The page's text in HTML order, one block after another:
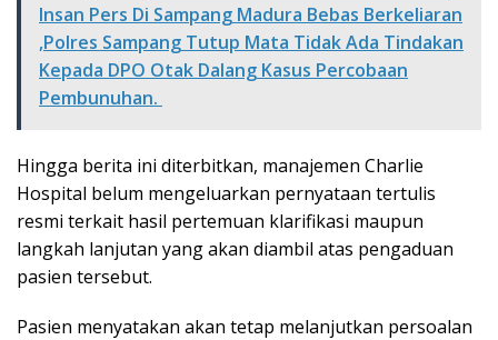
Insan Pers Di Sampang Madura Bebas Berkeliaran
,Polres Sampang Tutup Mata Tidak Ada Tindakan
Kepada DPO Otak Dalang Kasus Percobaan
Pembunuhan.
Hingga berita ini diterbitkan, manajemen Charlie
Hospital belum mengeluarkan pernyataan tertulis
resmi terkait hasil pertemuan klarifikasi maupun
langkah lanjutan yang akan diambil atas pengaduan
pasien tersebut.
Pasien menyatakan akan tetap melanjutkan persoalan